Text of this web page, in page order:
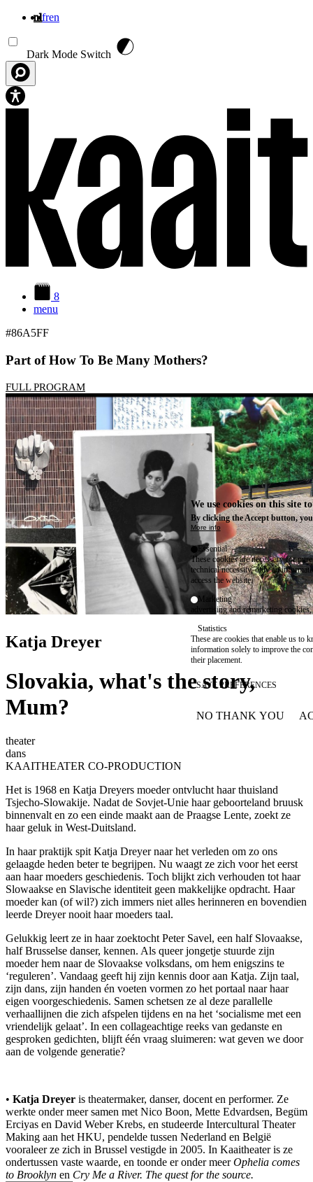
nlfren
Dark Mode Switch
8
menu
#86A5FF
Part of How To Be Many Mothers?
FULL PROGRAM
Katja Dreyer
Slovakia, what's the story,
Mum?
theater
dans
KAAITHEATER CO-PRODUCTION
Het is 1968 en Katja Dreyers moeder ontvlucht haar thuisland
Tsjecho-Slowakije. Nadat de Sovjet-Unie haar geboorteland bruusk
binnenvalt en zo een einde maakt aan de Praagse Lente, zoekt ze
haar geluk in West-Duitsland.
In haar praktijk spit Katja Dreyer naar het verleden om zo ons
gelaagde heden beter te begrijpen. Nu waagt ze zich voor het eerst
aan haar moeders geschiedenis. Toch blijkt zich verhouden tot haar
Slowaakse en Slavische identiteit geen makkelijke opdracht. Haar
moeder kan (of wil?) zich immers niet alles herinneren en bovendien
leerde Dreyer nooit haar moeders taal.
Gelukkig leert ze in haar zoektocht Peter Savel, een half Slovaakse,
half Brusselse danser, kennen. Als queer jongetje stuurde zijn
moeder hem naar de Slovaakse volksdans, om hem enigszins te
‘reguleren’. Vandaag geeft hij zijn kennis door aan Katja. Zijn taal,
zijn dans, zijn handen én voeten vormen zo het portaal naar haar
eigen voorgeschiedenis. Samen schetsen ze al deze parallelle
verhaallijnen die zich afspelen tijdens en na het ‘socialisme met een
vriendelijk gelaat’. In een collageachtige reeks van gedanste en
gesproken gedichten, blijft één vraag sluimeren: wat geven we door
aan de volgende generatie?
• Katja Dreyer is theatermaker, danser, docent en performer. Ze
werkte onder meer samen met Nico Boon, Mette Edvardsen, Begüm
Erciyas en David Weber Krebs, en studeerde Intercultural Theater
Making aan het HKU, pendelde tussen Nederland en België
vooraleer ze zich in Brussel vestigde in 2005. In Kaaitheater is ze
ondertussen vaste waarde, en toonde er onder meerOphelia comes
to Brooklyn en Cry Me a River. The quest for the source.
We use cookies on this site
By clicking the Accept button,
More info
Essential
These cookies are necessary for
technical necessity, only an
access the website.
Marketing
advertising and remarketing cookies,
Statistics
These are cookies that enable us to
information solely to improve the
their placement.
SAVE PREFERENCES
NO THANK YOU
WITHDRAW